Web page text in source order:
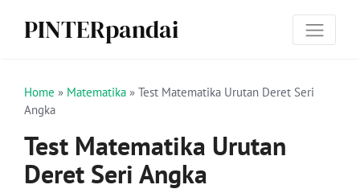
PINTERpandai
Home » Matematika » Test Matematika Urutan Deret Seri
Angka
Test Matematika Urutan
Deret Seri Angka